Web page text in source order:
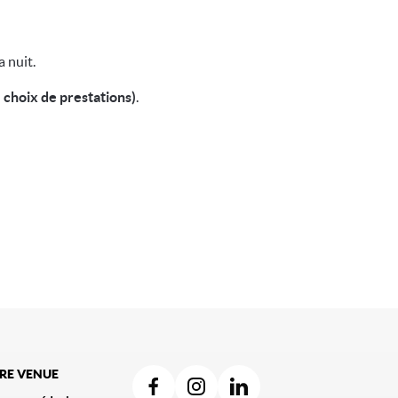
pour leur utilisation pendant le séjour.
nuit.
de prestations).
VENUE